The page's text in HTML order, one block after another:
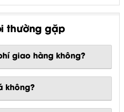
thường gặp
giao hàng không?
không?